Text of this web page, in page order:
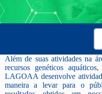
Além de suas atividades na
recursos genéticos
LAGOAA desenvolve
maneira a levar para o